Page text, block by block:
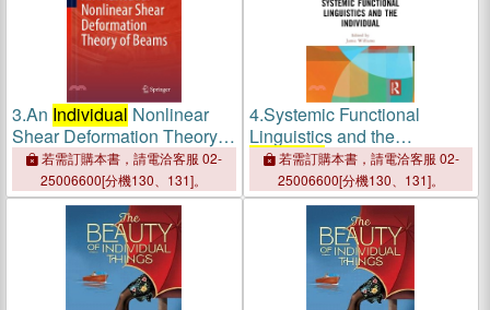
3.An Individual Nonlinear
Shear Deformation Theory
of Beams
若需訂購本書，請電洽客服 02-
25006600[分機130、131]。
4.Systemic Functional
Linguistics and the
Individual
若需訂購本書，請電洽客服 02-
25006600[分機130、131]。